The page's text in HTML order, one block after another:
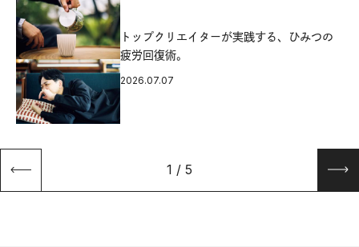
トップクリエイターが実践する、ひみつの
疲労回復術。
2026.07.07
1 / 5